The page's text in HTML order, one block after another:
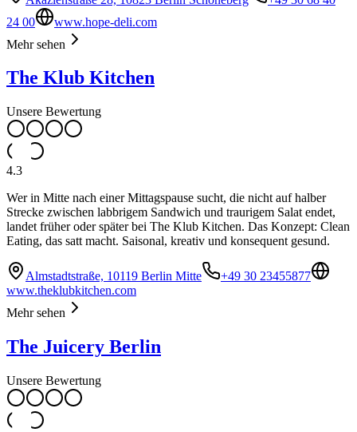
24 00
www.hope-deli.com
Mehr sehen
The Klub Kitchen
Unsere Bewertung
4.3
Wer in Mitte nach einer Mittagspause sucht, die nicht auf halber
Strecke zwischen labbrigem Sandwich und traurigem Salat endet,
landet früher oder später bei The Klub Kitchen. Das Konzept: Clean
Eating, das satt macht. Saisonal, kreativ und konsequent gesund.
Almstadtstraße, 10119 Berlin Mitte
+49 30 23455877
www.theklubkitchen.com
Mehr sehen
The Juicery Berlin
Unsere Bewertung